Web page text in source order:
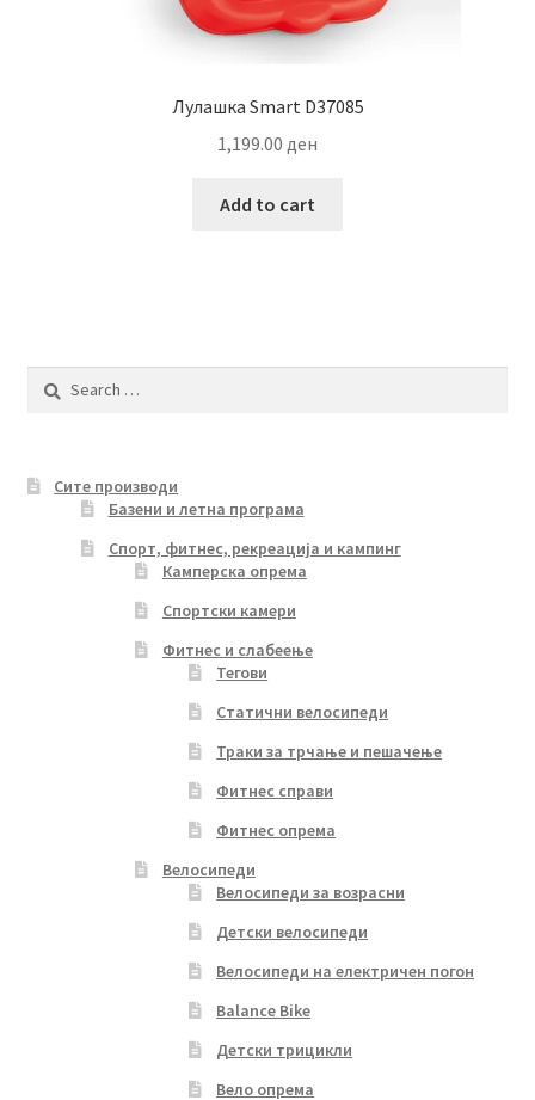
Лулашка Smart D37085
1,199.00 ден
Add to cart
Search
Сите производи
Базени и летна програма
Спорт, фитнес, рекреација и кампинг
Камперска опрема
Спортски камери
Фитнес и слабеење
Тегови
Статични велосипеди
Траки за трчање и пешачење
Фитнес справи
Фитнес опрема
Велосипеди
Велосипеди за возрасни
Детски велосипеди
Велосипеди на електричен погон
Balance Bike
Детски трицикли
Вело опрема